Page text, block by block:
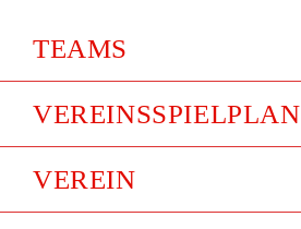
TEAMS
VEREINSSPIELPLAN
VEREIN